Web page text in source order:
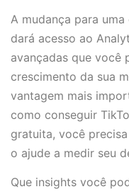
A mudança para
dará acesso ao
avançadas que você
crescimento da sua
vantagem mais
como conseguir
gratuita, você
o ajude a medir seu
Que insights você